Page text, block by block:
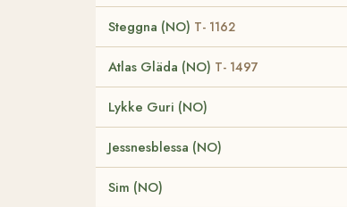
Steggna (NO) T- 1162
Atlas Gläda (NO) T- 1497
Lykke Guri (NO)
Jessnesblessa (NO)
Sim (NO)